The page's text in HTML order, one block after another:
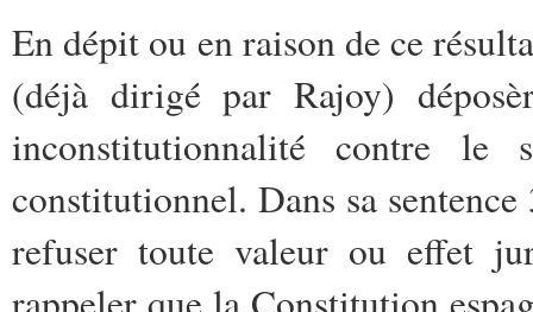
En dépit ou en raison de ce
(déjà dirigé par Rajoy)
inconstitutionnalité contre le
constitutionnel. Dans sa
refuser toute valeur ou effet